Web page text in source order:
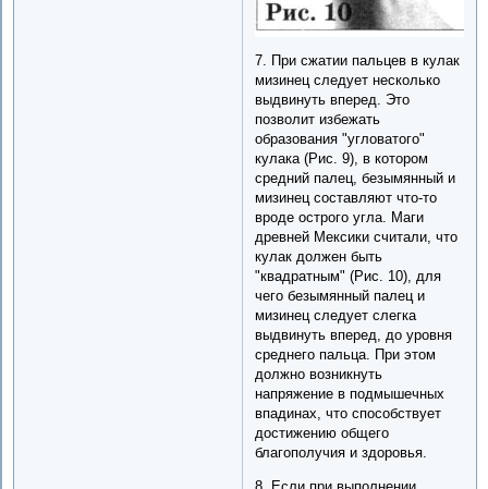
7. При сжатии пальцев в кулак
мизинец следует несколько
выдвинуть вперед. Это
позволит избежать
образования "угловатого"
кулака (Рис. 9), в котором
средний палец, безымянный и
мизинец составляют что-то
вроде острого угла. Маги
древней Мексики считали, что
кулак должен быть
"квадратным" (Рис. 10), для
чего безымянный палец и
мизинец следует слегка
выдвинуть вперед, до уровня
среднего пальца. При этом
должно возникнуть
напряжение в подмышечных
впадинах, что способствует
достижению общего
благополучия и здоровья.